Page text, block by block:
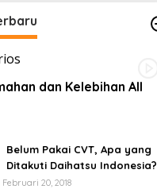
dan Kelebihan All
Belum Pakai CVT, Apa yang
Ditakuti Daihatsu Indonesia?
Februari 20, 2018